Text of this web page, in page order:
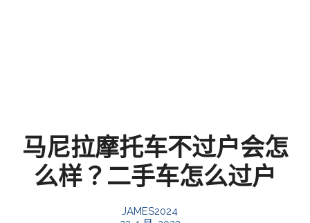
马尼拉摩托车不过户会怎
么样？二手车怎么过户
JAMES2024